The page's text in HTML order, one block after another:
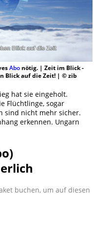
Abonötig. | Zeit im Blick -
Blick auf die Zeit! | © zib
hat sie eingeholt.
Flüchtlinge, sogar
sind nicht mehr sicher.
erkennen. Ungarn
buchen, um auf diesen